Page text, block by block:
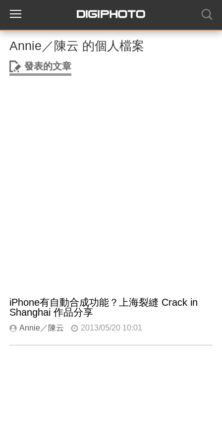
Annie／陳云 的個人檔案
發表的文章
iPhone有自動合成功能？上海裂縫 Crack in
Shanghai 作品分享
Annie／陳云 2013/05/20 10:01